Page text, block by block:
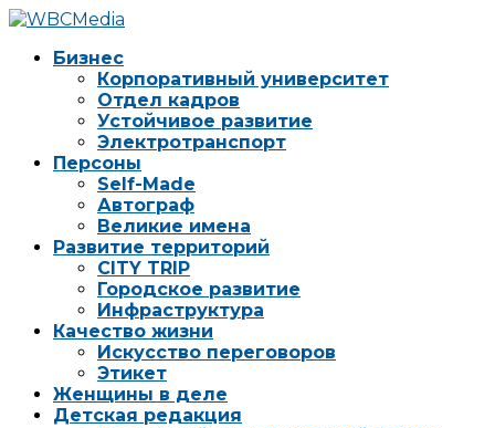
Бизнес
Корпоративный университет
Отдел кадров
Устойчивое развитие
Электротранспорт
Персоны
Self-Made
Автограф
Великие имена
Развитие территорий
CITY TRIP
Городское развитие
Инфраструктура
Качество жизни
Искусство переговоров
Этикет
Женщины в деле
Детская редакция